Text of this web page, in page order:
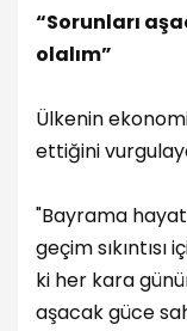
“Sorunları
olalım”
Ülkenin
ettiğini
"Bayrama hayat
geçim sıkıntısı
ki her kara
aşacak güce